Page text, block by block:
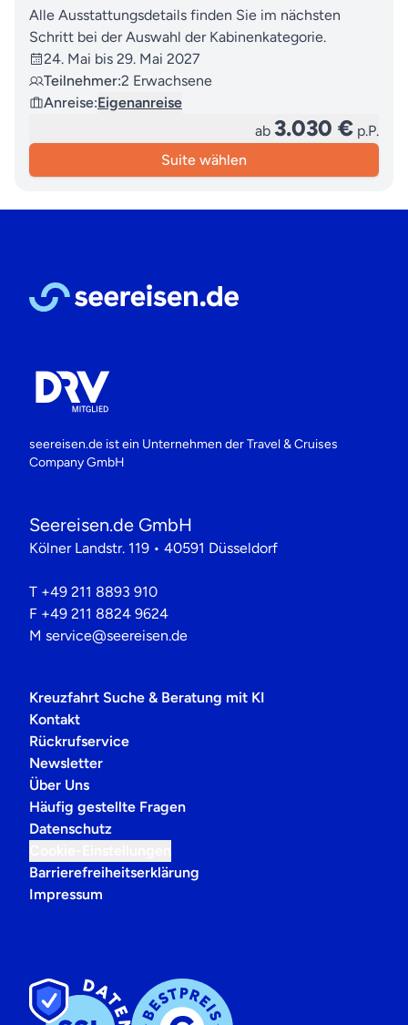
Alle Ausstattungsdetails finden Sie im nächsten
Schritt bei der Auswahl der Kabinenkategorie.
24. Mai bis 29. Mai 2027
Teilnehmer:2 Erwachsene
Anreise:Eigenanreise
ab 3.030 € p.P.
Suite wählen
seereisen.de ist ein Unternehmen derTravel & Cruises
Company GmbH
Seereisen.de GmbH
Kölner Landstr. 119 • 40591 Düsseldorf
T +49 211 8893 910
F +49 211 8824 9624
M service@seereisen.de
Kreuzfahrt Suche & Beratung mit KI
Kontakt
Rückrufservice
Newsletter
Über Uns
Häufig gestellte Fragen
Datenschutz
Barrierefreiheitserklärung
Impressum